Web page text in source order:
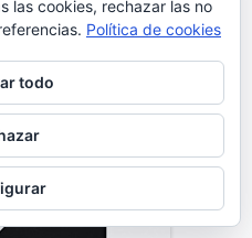
aplicaciones informáticas y
las cookies, rechazar las no
Política de cookies
todo